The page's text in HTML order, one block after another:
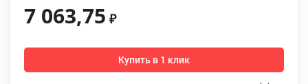
7 063,75 ₽
Купить в 1 клик